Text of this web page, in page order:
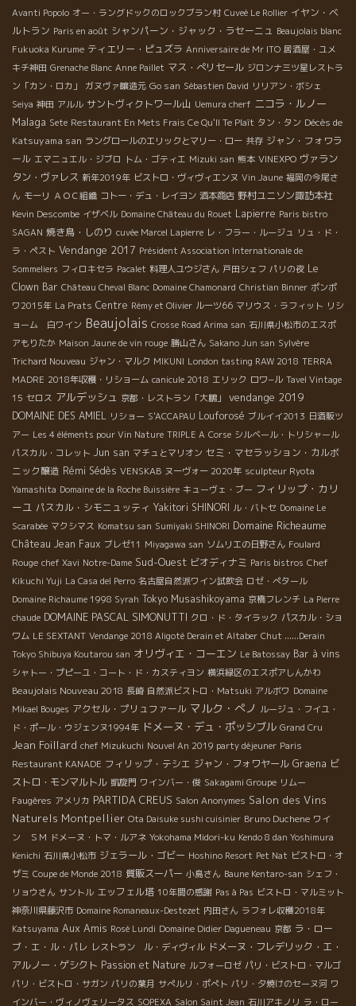
Avanti Popolo オー・ラングドックのロックブラン村 Cuveé Le Rollier イヤン・ベ
ルトラン Paris en août シャンパーン・ジャック・ラセーニュ Beaujolais blanc
Fukuoka Kurume ティエリー・ピュズラ Anniversaire de Mr ITO 居酒屋・ユメ
キチ神田 Grenache Blanc Anne Paillet マス・ぺリセール ジロンナ三ツ星レストラ
ン「カン・ロカ」
ガヌヴァ醸造元 Go san Sébastien David リリアン・ボシェ
Seiya 神田 アルル サントヴィクトワール山 Uemura cherf ニコラ・ルノー
Malaga Sete Restaurant En Mets Frais Ce Qu'Il Te Plaît タン・タン Décès de
Katsuyama san ラングロールのエリックとマリー・ロー 共存 ジャン・フォワラ
ール エマニュエル・ジブロ トム・ゴティエ Mizuki san 熊本 VINEXPO ヴァラン
タン・ヴァレス 新年2019年 ビストロ・ヴィヴィエンヌ Vin Jaune 福岡の今尾さ
ん モーリ ＡＯＣ組織 コトー・デュ・レイヨン 酒本商店 野村ユニソン諏訪本社
Kevin Descombe イザベル Domaine Château du Rouet Lapierre Paris bistro
SAGAN 焼き鳥・しのり cuvée Marcel Lapierre レ・フラー・ルージュ リュ・ド・
ラ・ペスト Vendange 2017 Président Association Internationale de
Sommeliers フィロキセラ Pacalet 料理人ユウジさん 戸田シェフ パリの夜 Le
Clown Bar Château Cheval Blanc Domaine Chamonard Christian Binner ポンポ
ワ2015年 La Prats Centre Rémy et Olivier ルーツ66 マリウス・ラフィット リシ
ョーム 白ワイン Beaujolais Crosse Road Arima san 石川県小松市のエスポ
アもりたか Maison Jaune de vin rouge 勝山さん Sakano Jun san Sylvère
Trichard Nouveau ジャン・マルク MIKUNI London tasting RAW 2018 TERRA
MADRE 2018年収穫・リショーム canicule 2018 エリック ロワ−ル Tavel Vintage
15 セロス アルデッシュ 京都・レストラン「大鵬」 vendange 2019
DOMAINE DES AMIEL リショー S'ACCAPAU Louforosé ブルイイ2013 日酒販ツ
アー Les 4 éléments pour Vin Nature TRIPLE A Corse シルベール・トリシャール
パスカル・コレット Jun san マチュとマリオン セミ・マセラッション・カルボ
ニック醸造 Rémi Sédès VENSKAB ヌーヴォー 2020年 sculpteur Ryota
Yamashita Domaine de la Roche Buissière キューヴェ・ブー フィリップ・カリ
ーユ パスカル・シモニュッティ Yakitori SHINORI ル・バトセ Domaine Le
Scarabée マクシマス Komatsu san Sumiyaki SHINORI Domaine Richeaume
Château Jean Faux ブレゼ11 Miyagawa san ソムリエの日野さん Foulard
Rouge chef Xavi Notre-Dame Sud-Ouest ビオディナミ Paris bistros Chef
Kikuchi Yuji La Casa del Perro 名古屋自然派ワイン試飲会 ロゼ・ぺタール
Domaine Richaume 1998 Syrah Tokyo Musashikoyama 京橋フレンチ La Pierre
chaude DOMAINE PASCAL SIMONUTTI クロ・ド・タイラック パスカル・ショ
ワム LE SEXTANT Vendange 2018 Aligoté Derain et Altaber Chut ......Derain
Tokyo Shibuya Koutarou san オリヴィエ・コーエン Le Batossay Bar à vins
シャトー・プピーユ・コート・ド・カスティヨン 横浜緑区のエスポアしんかわ
Beaujolais Nouveau 2018 長崎 自然派ビストロ・Matsuki アルボワ Domaine
Mikael Bouges アクセル・プリュファール マルク・ぺノ ルージュ・フイユ・
ド・ポール・ウジェンヌ1994年 ドメーヌ・デュ・ポッシブル Grand Cru
Jean Foillard chef Mizukuchi Nouvel An 2019 party déjeuner Paris
Restaurant KANADE フィリップ・テシエ ジャン・フォワヤール Graena ビ
ストロ・モンマルトル 凱旋門 ワインバー・俊 Sakagami Groupe リムー
Faugères アメリカ PARTIDA CREUS Salon Anonymes Salon des Vins
Naturels Montpellier Ota Daisuke sushi cuisinier Bruno Duchene ワイ
ン ＳＭ ドメーヌ・トマ・ルアネ Yokohama Midori-ku Kendo 8 dan Yoshimura
Kenichi 石川県小松市 ジェラール・ゴビー Hoshino Resort Pet Nat ビストロ・オ
ザミ Coupe de Monde 2018 質販スーパー 小島さん Baune Kentaro-san シェフ・
リョウさん サントル エッフェル塔 10年間の感謝 Pas à Pas ビストロ・マルミット
神奈川県藤沢市 Domaine Romaneaux-Destezet 内田さん ラフォレ収穫2018年
Katsuyama Aux Amis Rosé Lundi Domaine Didier Dagueneau 京都 ラ・ロー
ブ・エ・ル・パレ レストラン ル・ディヴィル ドメーヌ・フレデリック・エ・
アルノー・ゲシクト Passion et Nature ルフォーロゼ パリ・ビストロ・マルゴ
パリ・ビストロ・サガン パリの葉月 サぺルリ・ポぺト パリ・夕焼けのセーヌ河 ワ
インバー・ヴィノヴェリータス SOPEXA Salon Saint Jean 石川アキノリ ラ・ロー